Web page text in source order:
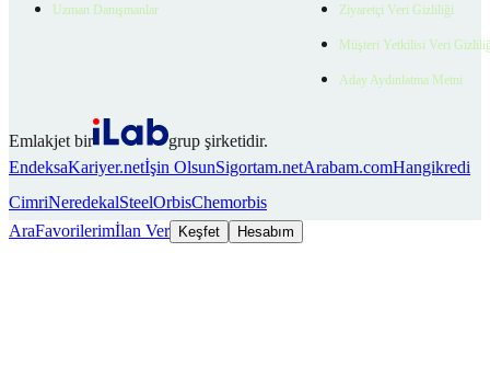
Uzman Danışmanlar Ziyaretçi Veri Gizliliği
Müşteri Yetkilisi Veri
Aday Aydınlatma Metni
Emlakjet bir
grup şirketidir.
EndeksaKariyer.netİşin OlsunSigortam.netArabam.comHangikredi
CimriNeredekalSteelOrbisChemorbis
AraFavorilerimİlan Ver Keşfet Hesabım